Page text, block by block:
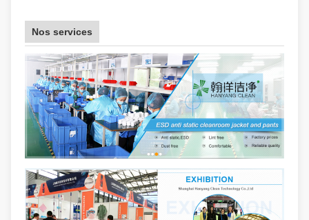
Nos services